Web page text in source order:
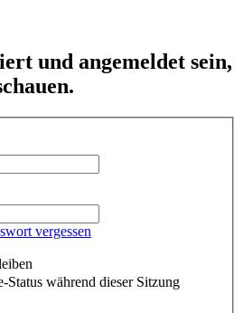
und angemeldet sein,
vergessen
Status während dieser Sitzung